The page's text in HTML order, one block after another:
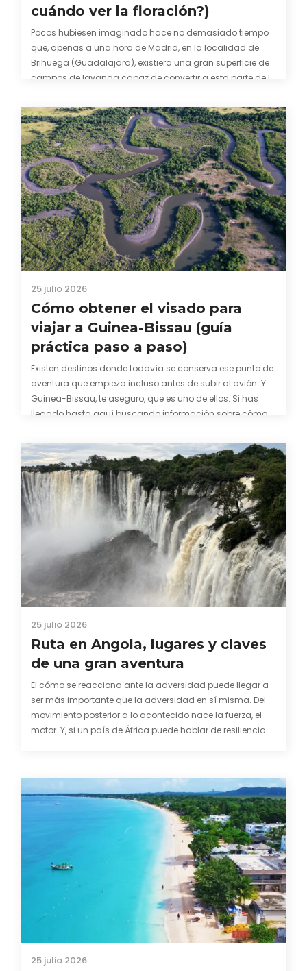
cuándo ver la floración?)
Pocos hubiesen imaginado hace no demasiado tiempo
que, apenas a una hora de Madrid, en la localidad de
Brihuega (Guadalajara), existiera una gran superficie de
campos de lavanda capaz de convertir a esta parte de la
color morado se…
25 julio 2026
Cómo obtener el visado para
viajar a Guinea-Bissau (guía
práctica paso a paso)
Existen destinos donde todavía se conserva ese punto de
aventura que empieza incluso antes de subir al avión. Y
Guinea-Bissau, te aseguro, que es uno de ellos. Si has
llegado hasta aquí buscando información sobre cómo
probablemente ya te hayas encontrado con que…
25 julio 2026
Ruta en Angola, lugares y claves
de una gran aventura
El cómo se reacciona ante la adversidad puede llegar a
ser más importante que la adversidad en sí misma. Del
movimiento posterior a lo acontecido nace la fuerza, el
motor. Y, si un país de África puede hablar de resiliencia y
25 julio 2026